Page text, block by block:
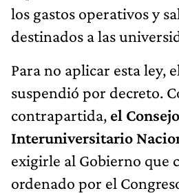
los gastos operativos y
destinados a las
Para no aplicar esta ley,
suspendió por decreto.
contrapartida, el Consejo
Interuniversitario
exigirle al Gobierno que
ordenado por el